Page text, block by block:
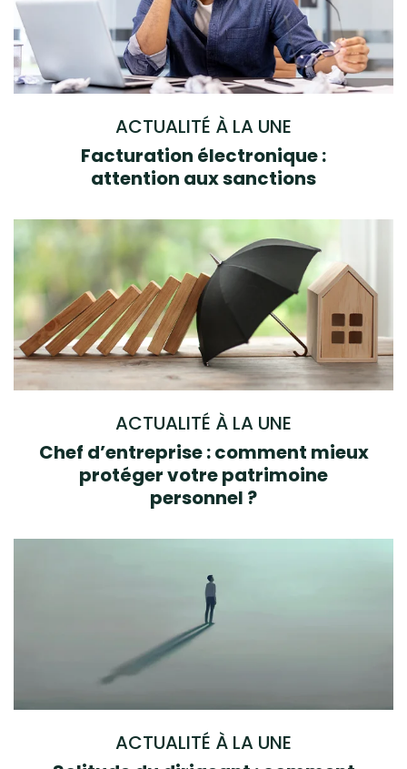
ACTUALITÉ À LA UNE
Facturation électronique :
attention aux sanctions
ACTUALITÉ À LA UNE
Chef d’entreprise : comment mieux
protéger votre patrimoine
personnel ?
ACTUALITÉ À LA UNE